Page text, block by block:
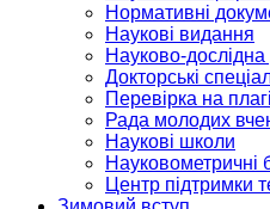
Нормативні
Наукові видання
Науково-дослідна
Докторські
Перевірка на
Рада молодих
Наукові школи
Науковометричні
Центр підтримки